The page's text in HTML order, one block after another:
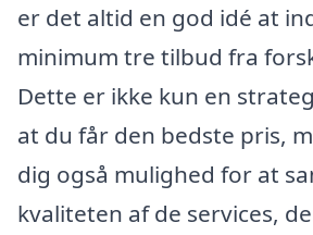
er det altid en god idé at
minimum tre tilbud fra
Dette er ikke kun en
at du får den bedste pris,
dig også mulighed for at
kvaliteten af de services,